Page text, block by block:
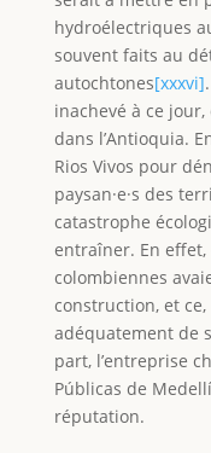
hydroélectriques
souvent faits au
autochtones[xxxvi]
inachevé à ce
dans l’Antioquia.
Rios Vivos pour
paysan·e·s des
catastrophe
entraîner. En effet,
colombiennes
construction, et
adéquatement de
part, l’entreprise
Públicas de
réputation.